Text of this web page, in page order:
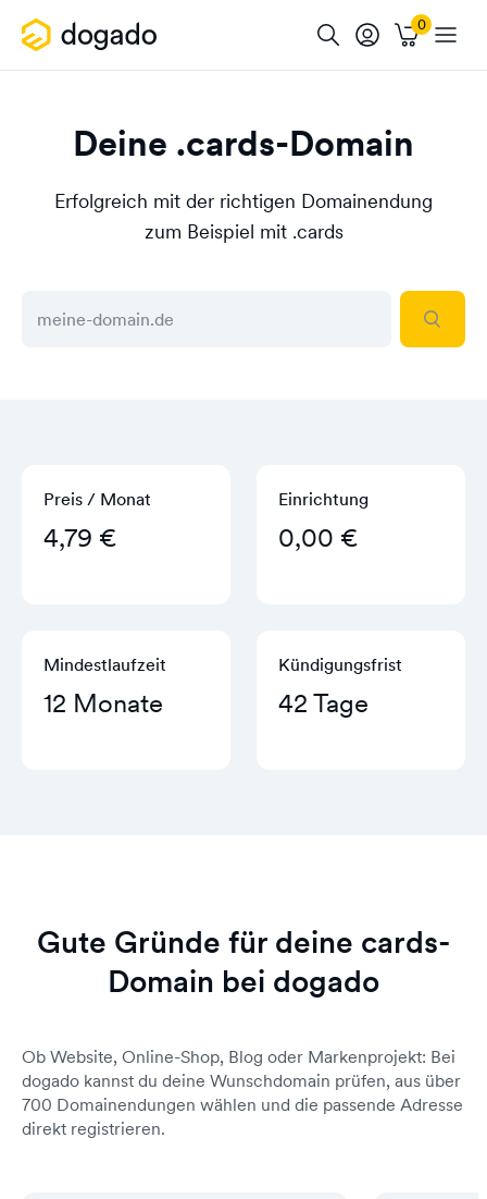
Deine .cards-Domain
Erfolgreich mit der richtigen Domainendung
zum Beispiel mit .cards
Preis / Monat
4,79 €
Einrichtung
0,00 €
Mindestlaufzeit
12 Monate
Kündigungs­frist
42 Tage
Gute Gründe für deine cards-
Domain bei dogado
Ob Website, Online-Shop, Blog oder Markenprojekt: Bei
dogado kannst du deine Wunschdomain prüfen, aus über
700 Domainendungen wählen und die passende Adresse
direkt registrieren.